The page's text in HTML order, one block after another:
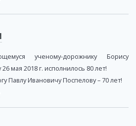
ученому-дорожнику Борису
мая 2018 г. исполнилось 80 лет!
Павлу Ивановичу Поспелову – 70 лет!